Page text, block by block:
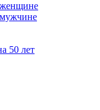
50 лет